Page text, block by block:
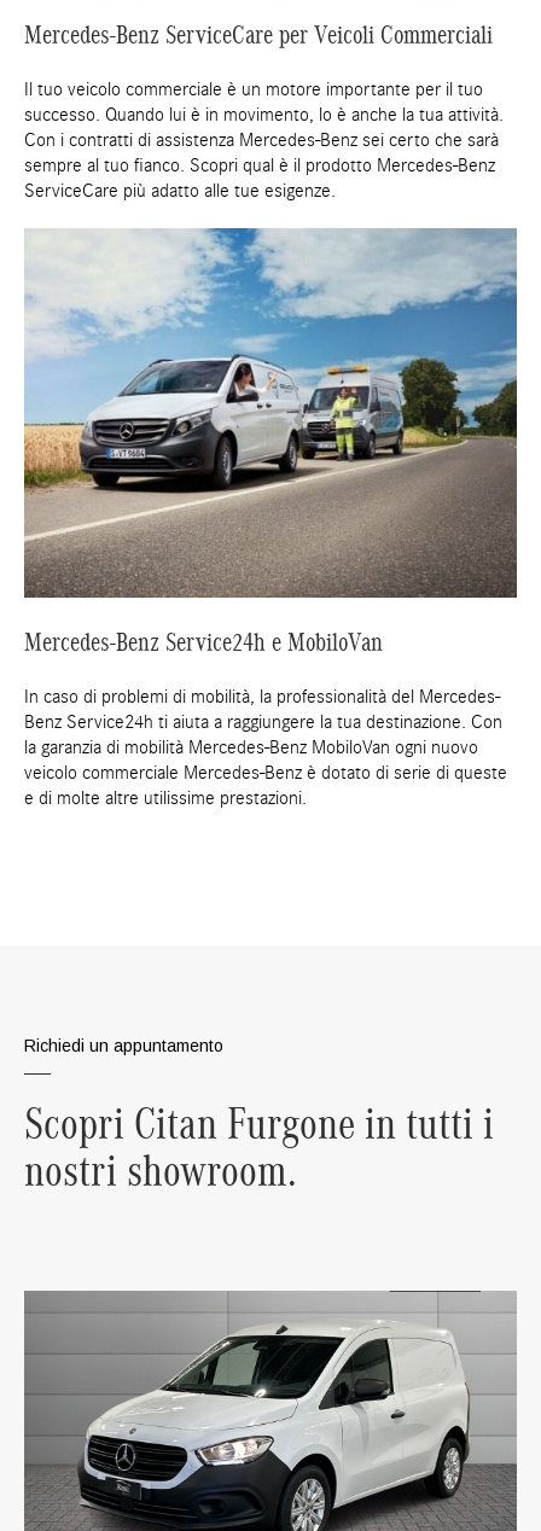
Mercedes-Benz ServiceCare per Veicoli Commerciali
Il tuo veicolo commerciale è un motore importante per il tuo
successo. Quando lui è in movimento, lo è anche la tua attività.
Con i contratti di assistenza Mercedes-Benz sei certo che sarà
sempre al tuo fianco. Scopri qual è il prodotto Mercedes-Benz
ServiceCare più adatto alle tue esigenze.
Mercedes-Benz Service24h e MobiloVan
In caso di problemi di mobilità, la professionalità del Mercedes-
Benz Service24h ti aiuta a raggiungere la tua destinazione. Con
la garanzia di mobilità Mercedes-Benz MobiloVan ogni nuovo
veicolo commerciale Mercedes-Benz è dotato di serie di queste
e di molte altre utilissime prestazioni.
Richiedi un appuntamento
Scopri Citan Furgone in tutti i
nostri showroom.